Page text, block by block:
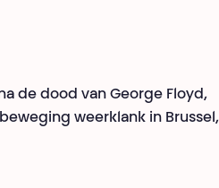
de dood van George Floyd,
weerklank in Brussel,